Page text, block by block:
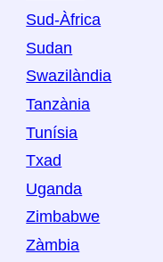
Sud-Àfrica
Sudan
Swazilàndia
Tanzània
Tunísia
Txad
Uganda
Zimbabwe
Zàmbia